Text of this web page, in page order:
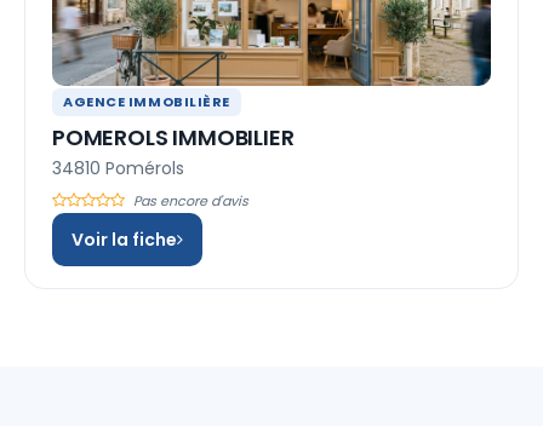
AGENCE IMMOBILIÈRE
POMEROLS IMMOBILIER
34810 Pomérols
Pas encore d'avis
Voir la fiche